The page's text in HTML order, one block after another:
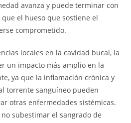
avanza y puede terminar con
el hueso que sostiene el
comprometido.
locales en la cavidad bucal, la
un impacto más amplio en la
ya que la inflamación crónica y
torrente sanguíneo pueden
otras enfermedades sistémicas.
subestimar el sangrado de